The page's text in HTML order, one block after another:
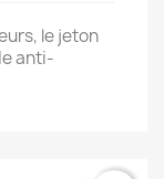
le jeton
anti-